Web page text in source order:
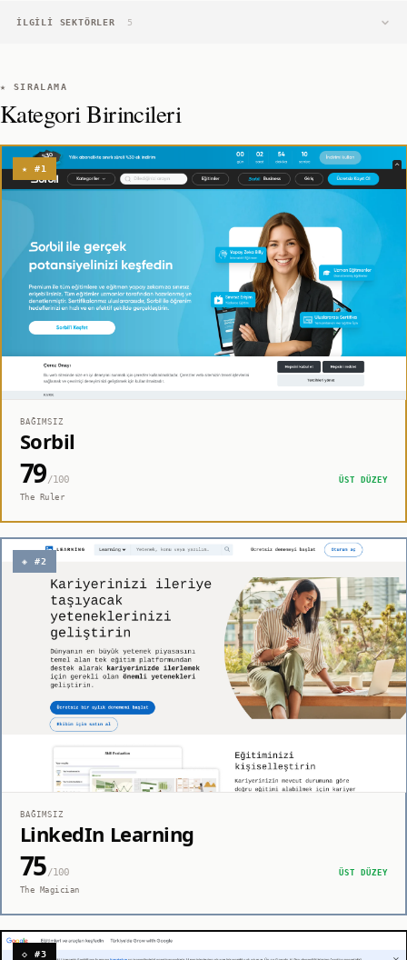
İLGILI SEKTÖRLER 5
★ SIRALAMA
Kategori Birincileri
★ #1
BAĞIMSIZ
Sorbil
79/100
ÜST DÜZEY
The Ruler
◈ #2
BAĞIMSIZ
LinkedIn Learning
75/100
ÜST DÜZEY
The Magician
◇ #3